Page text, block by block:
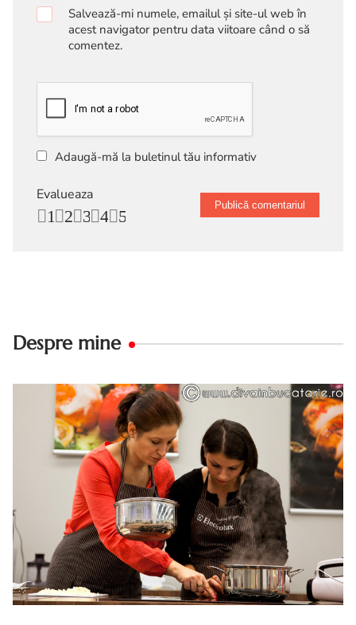
Salvează-mi numele, emailul și site-ul web în
acest navigator pentru data viitoare când o să
comentez.
Adaugă-mă la buletinul tău informativ
Evalueaza
5
4
3
2
1
Despre mine